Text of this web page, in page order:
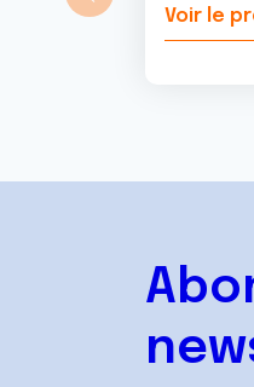
Voir le